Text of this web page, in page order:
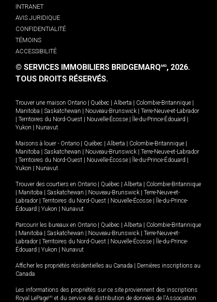
INTRANET
AVIS JURIDIQUE
CONFIDENTIALITÉ
TÉMOINS
ACCESSIBILITÉ
© SERVICES IMMOBILIERS BRIDGEMARQMD, 2026.
TOUS DROITS RÉSERVÉS.
Trouver une maison Ontario Québec Alberta Colombie-Britannique
Manitoba
Saskatchewan Nouveau-Brunswick
Terre-Neuve-et-Labrador
Territoires du Nord-Ouest Nouvelle-Écosse Île-du-Prince-Édouard
Yukon
Nunavut.
Maisons à louer - Ontario Québec Alberta Colombie-Britannique
Manitoba
Saskatchewan Nouveau-Brunswick
Terre-Neuve-et-Labrador
Territoires du Nord-Ouest Nouvelle-Écosse Île-du-Prince-Édouard
Yukon
Nunavut.
Trouver des courtiers en Ontario Québec Alberta
Colombie-Britannique
Manitoba Saskatchewan Nouveau-Brunswick
Terre-Neuve-et-
Labrador
Territoires du Nord-Ouest Nouvelle-Écosse
Île-du-Prince-
Édouard
Yukon Nunavut
Parcourir les bureaux en Ontario Québec Alberta
Colombie-Britannique
Manitoba Saskatchewan Nouveau-Brunswick
Terre-Neuve-et-
Labrador
Territoires du Nord-Ouest Nouvelle-Écosse
Île-du-Prince-
Édouard
Yukon Nunavut
Afficher les propriétés résidentielles au Canada
Dernières inscriptions au
Canada
Les informations des propriétés sur ce site proviennent des inscriptions
Royal LePageMD et du service de distribution de données de l'Association